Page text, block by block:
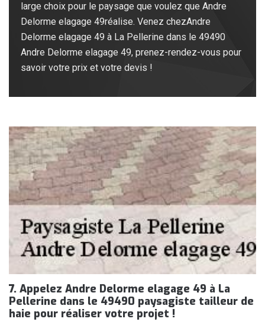
large choix pour le paysage que voulez que Andre
Delorme elagage 49réalise. Venez chezAndre
Delorme elagage 49 à La Pellerine dans le 49490
Andre Delorme elagage 49, prenez-rendez-vous pour
savoir votre prix et votre devis !
7. Appelez Andre Delorme elagage 49 à La
Pellerine dans le 49490 paysagiste tailleur de
haie pour réaliser votre projet !